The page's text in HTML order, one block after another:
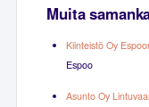
Muita
Kiinteistö Oy
Espoo
Asunto Oy